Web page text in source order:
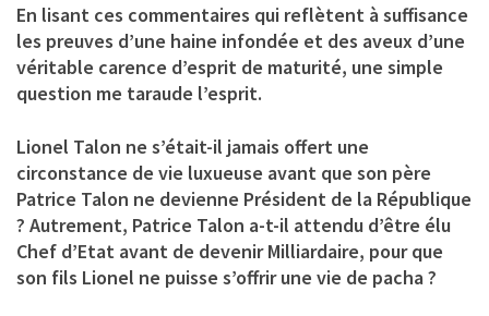
En lisant ces commentaires qui reflètent à suffisance
les preuves d’une haine infondée et des aveux d’une
véritable carence d’esprit de maturité, une simple
question me taraude l’esprit.
Lionel Talon ne s’était-il jamais offert une
circonstance de vie luxueuse avant que son père
Patrice Talon ne devienne Président de la République
? Autrement, Patrice Talon a-t-il attendu d’être élu
Chef d’Etat avant de devenir Milliardaire, pour que
son fils Lionel ne puisse s’offrir une vie de pacha ?